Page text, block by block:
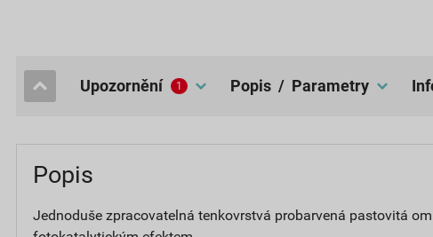
popis / Parametry
upozornění 1
Popis
Jednoduše zpracovatelná tenkovrstvá probarvená pastovitá